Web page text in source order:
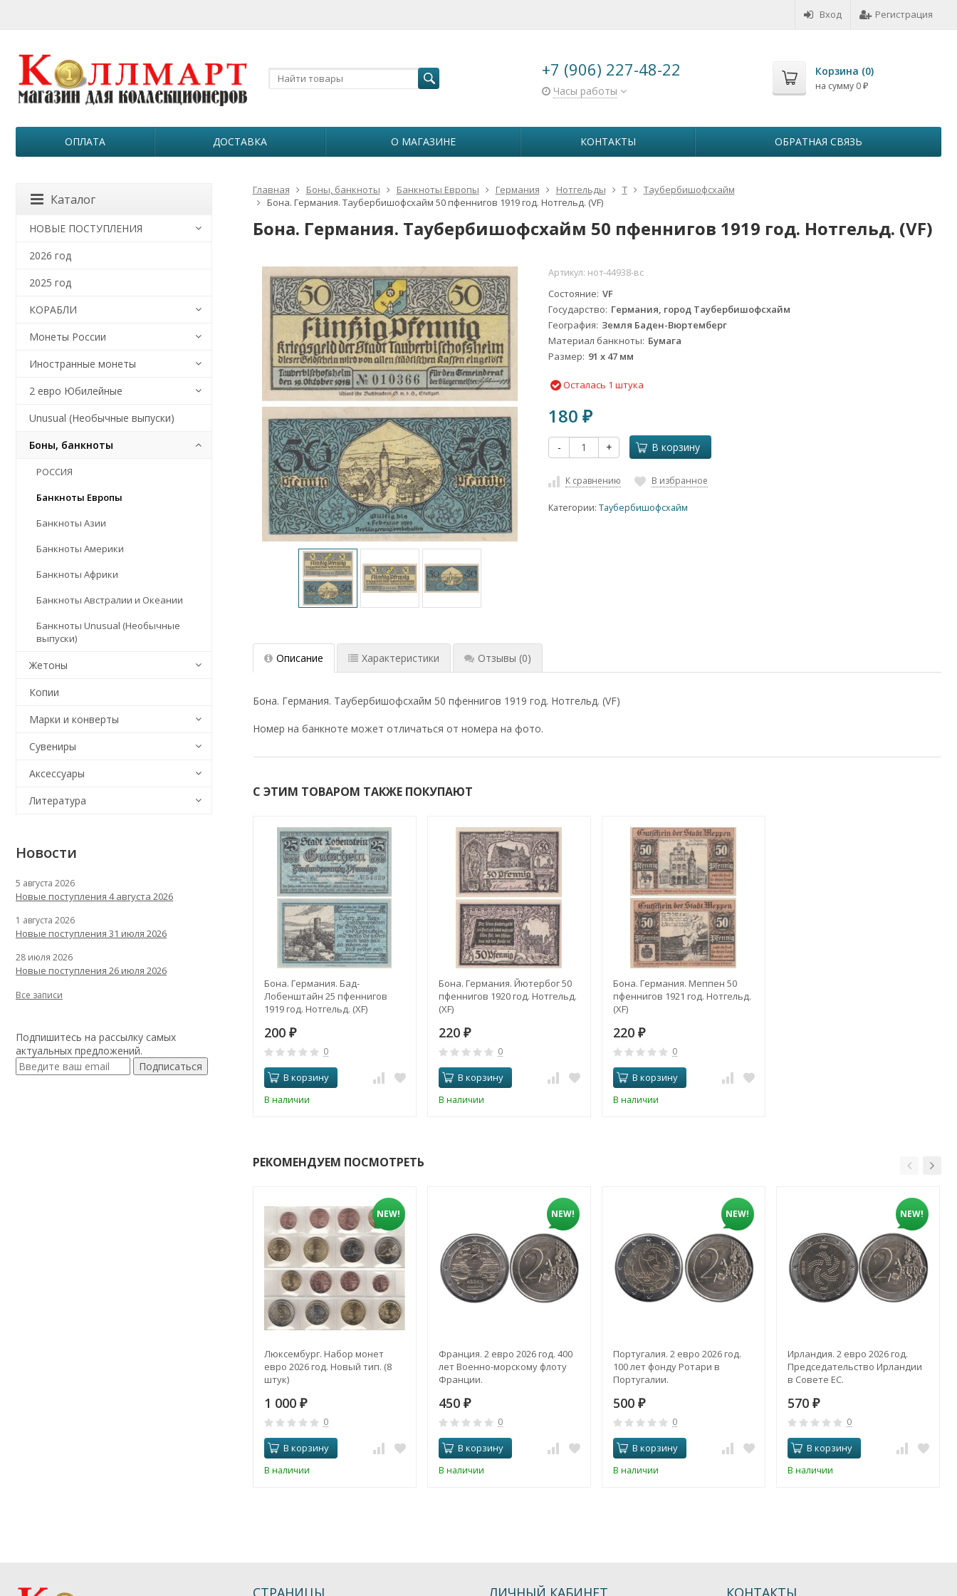
Вход Регистрация
+7 (906) 227-48-22
Часы работы
Корзина (0)
на сумму 0 ₽
ОПЛАТА ДОСТАВКА О МАГАЗИНЕ КОНТАКТЫ ОБРАТНАЯ СВЯЗЬ
Главная Боны, банкноты Банкноты Европы Германия Нотгельды Т
Таубербишофсхайм
Бона. Германия. Таубербишофсхайм 50 пфеннигов 1919 год. Нотгельд. (VF)
Бона. Германия. Таубербишофсхайм 50 пфеннигов 1919 год. Нотгельд. (VF)
Артикул: нот-44938-вс
Состояние VF
Государство Германия, город Таубербишофсхайм
География Земля Баден-Вюртемберг
Материал банкноты Бумага
Размер 91 x 47 мм
Осталась 1 штука
180₽
- + В корзину
К сравнению В избранное
Категории:Таубербишофсхайм
Описание Характеристики Отзывы (0)
Бона. Германия. Таубербишофсхайм 50 пфеннигов 1919 год. Нотгельд. (VF)
Номер на банкноте может отличаться от номера на фото.
С ЭТИМ ТОВАРОМ ТАКЖЕ ПОКУПАЮТ
Бона. Германия. Бад-
Лобенштайн 25 пфеннигов
1919 год. Нотгельд. (XF)
200 ₽
0
В корзину
В наличии
Бона. Германия. Йютербог 50
пфеннигов 1920 год. Нотгельд.
(XF)
220 ₽
0
В корзину
В наличии
Бона. Германия. Меппен 50
пфеннигов 1921 год. Нотгельд.
(XF)
220 ₽
0
В корзину
В наличии
РЕКОМЕНДУЕМ ПОСМОТРЕТЬ
NEW!
Люксембург. Набор монет
евро 2026 год. Новый тип. (8
штук)
1 000 ₽
0
В корзину
В наличии
NEW!
Франция. 2 евро 2026 год. 400
лет Военно-морскому флоту
Франции.
450 ₽
0
В корзину
В наличии
NEW!
Португалия. 2 евро 2026 год.
100 лет фонду Ротари в
Португалии.
500 ₽
0
В корзину
В наличии
NEW!
Ирландия. 2 евро 2026 год.
Председательство Ирландии
в Совете ЕС.
570 ₽
0
В корзину
В наличии
Каталог
НОВЫЕ ПОСТУПЛЕНИЯ
2026 год
2025 год
КОРАБЛИ
Монеты России
Иностранные монеты
2 евро Юбилейные
Unusual (Необычные выпуски)
Боны, банкноты
РОССИЯ
Банкноты Европы
Банкноты Азии
Банкноты Америки
Банкноты Африки
Банкноты Австралии и Океании
Банкноты Unusual (Необычные
выпуски)
Жетоны
Копии
Марки и конверты
Сувениры
Аксессуары
Литература
Новости
5 августа 2026
Новые поступления 4 августа 2026
1 августа 2026
Новые поступления 31 июля 2026
28 июля 2026
Новые поступления 26 июля 2026
Все записи
Подпишитесь на рассылку самых
актуальных предложений.
Подписаться
СТРАНИЦЫ ЛИЧНЫЙ КАБИНЕТ КОНТАКТЫ